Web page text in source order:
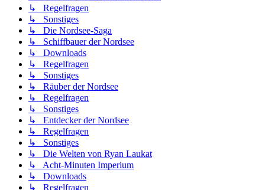
↳ Regelfragen
↳ Sonstiges
↳ Die Nordsee-Saga
↳ Schiffbauer der Nordsee
↳ Downloads
↳ Regelfragen
↳ Sonstiges
↳ Räuber der Nordsee
↳ Regelfragen
↳ Sonstiges
↳ Entdecker der Nordsee
↳ Regelfragen
↳ Sonstiges
↳ Die Welten von Ryan Laukat
↳ Acht-Minuten Imperium
↳ Downloads
↳ Regelfragen